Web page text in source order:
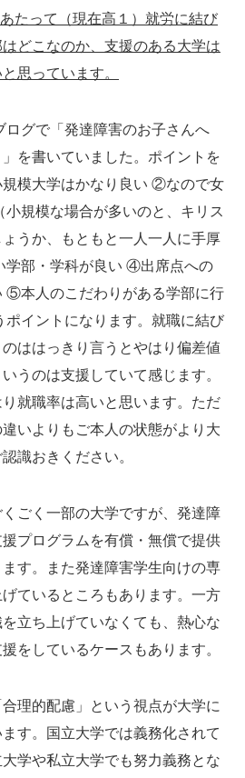
たって（現在高１）就労に結び
どこなのか、支援のある大学は
思っています。
グで「発達障害のお子さんへ
を書いていました。ポイントを
模大学はかなり良い ②なので女
規模な場合が多いのと、キリス
ょうか、もともと一人一人に手厚
部・学科が良い ④出席点への
⑤本人のこだわりがある学部に行
ポイントになります。就職に結び
ははっきり言うとやはり偏差値
うのは支援していて感じます。
就職率は高いと思います。ただ
いよりもご本人の状態がより大
識おきください。
ごく一部の大学ですが、発達障
プログラムを有償・無償で提供
す。また発達障害学生向けの専
ているところもあります。一方
立ち上げていなくても、熱心な
をしているケースもあります。
理的配慮」という視点が大学に
す。国立大学では義務化されて
学や私立大学でも努力義務とな